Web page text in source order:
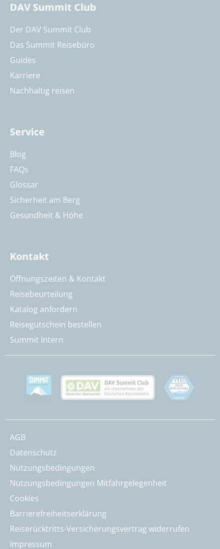
DAV Summit Club
Der DAV Summit Club
Das Summit Reisebüro
Guides
Karriere
Nachhaltig reisen
Service
Blog
FAQs
Glossar
Sicherheit am Berg
Gesundheit & Höhe
Kontakt
Öffnungszeiten & Kontakt
Reisebeurteilung
Katalog anfordern
Reisegutschein bestellen
Summit Intern
AGB
Datenschutz
Nutzungsbedingungen
Nutzungsbedingungen Mitfahrgelegenheit
Cookies
Barrierefreiheitserklärung
Reiserücktritts-Versicherungsvertrag widerrufen
Impressum